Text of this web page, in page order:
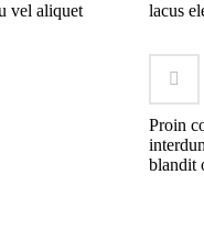
vel aliquet
lacus
Proin
blandit